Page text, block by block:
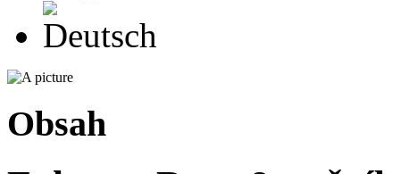
Obsah